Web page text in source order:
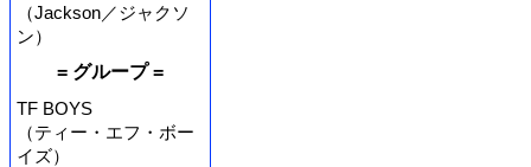
（Jackson／ジャクソ
ン）
= グループ =
TF BOYS
（ティー・エフ・ボー
イズ）